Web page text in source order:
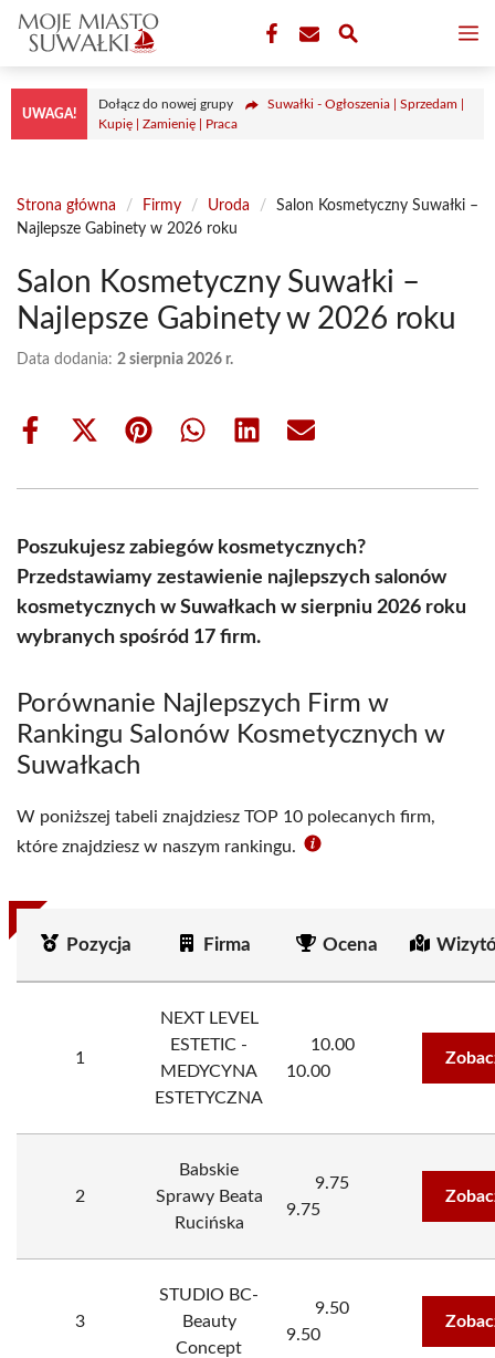
Przejdź
treści
UWAGA!
Dołącz do nowej grupy
Suwałki - Ogłoszenia | Sprzedam |
Kupię | Zamienię | Praca
Strona główna / Firmy / Uroda /
Salon Kosmetyczny Suwałki –
Najlepsze Gabinety w 2026 roku
Salon Kosmetyczny Suwałki –
Najlepsze Gabinety w 2026 roku
Data dodania: 2 sierpnia 2026 r.
Share
Share
(Twitter)
Share Share Share Share
Poszukujesz zabiegów kosmetycznych?
Przedstawiamy zestawienie najlepszych salonów
kosmetycznych w Suwałkach w sierpniu 2026 roku
wybranych spośród 17 firm.
Porównanie Najlepszych Firm w
Rankingu Salonów Kosmetycznych w
Suwałkach
W poniższej tabeli znajdziesz TOP 10 polecanych firm,
które znajdziesz w naszym rankingu.
Pozycja Firma Ocena
1
NEXT LEVEL
ESTETIC -
MEDYCYNA
ESTETYCZNA
10.00
10.00
2
Babskie
Sprawy Beata
Rucińska
9.75
9.75
3
STUDIO BC-
Beauty
Concept
9.50
9.50